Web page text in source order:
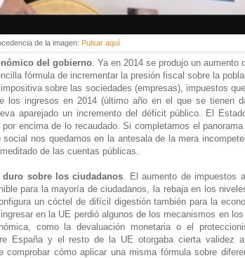
de la imagen: Pulsar aquí
del gobierno . Ya en 2014 se produjo un aumento
fórmula de incrementar la presión fiscal sobre la
sobre las sociedades (empresas), impuestos
los ingresos en 2014 (último año en el que se tienen
aparejado un incremento del déficit público. El
encima de lo recaudado. Si completamos el
nos quedamos en la antesala de la mera
de las cuentas públicas.
sobre los ciudadanos . El aumento de impuestos
para la mayoría de ciudadanos, la rebaja en los
un cóctel de difícil digestión también para la
en la UE perdió algunos de los mecanismos en
como la devaluación monetaria o el
España y el resto de la UE otorgaba cierta validez
comprobar cómo aplicar una misma fórmula sobre